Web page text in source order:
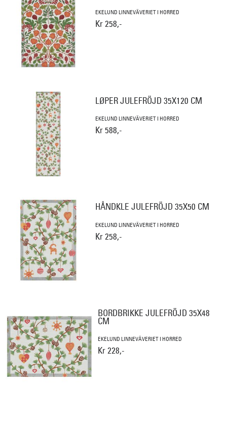
EKELUND LINNEVÄVERIET I HORRED
Kr 258,-
LØPER JULEFRÖJD 35X120 CM
EKELUND LINNEVÄVERIET I HORRED
Kr 588,-
HÅNDKLE JULEFRÖJD 35X50 CM
EKELUND LINNEVÄVERIET I HORRED
Kr 258,-
BORDBRIKKE JULEFRÖJD 35X48
CM
EKELUND LINNEVÄVERIET I HORRED
Kr 228,-